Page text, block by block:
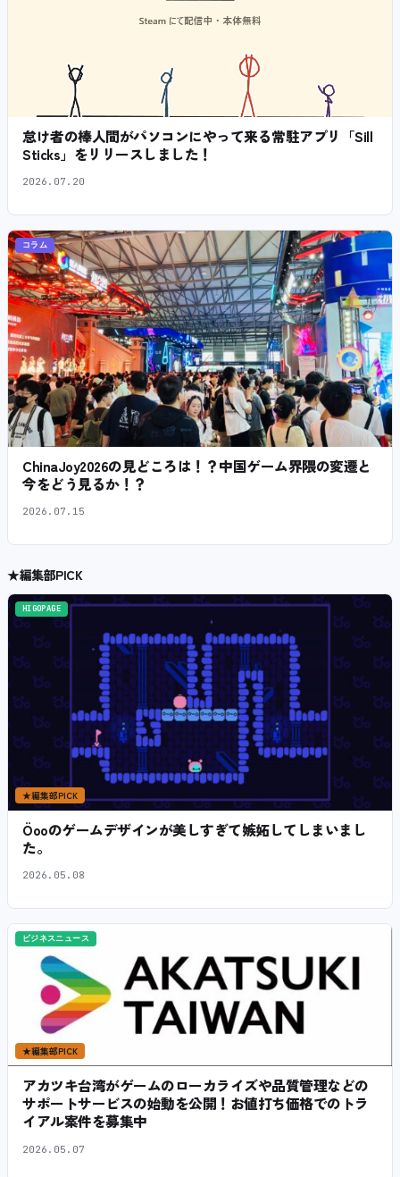
怠け者の棒人間がパソコンにやって来る常駐アプリ「Sill
Sticks」をリリースしました！
2026.07.20
コラム
ChinaJoy2026の見どころは！？中国ゲーム界隈の変遷と
今をどう見るか！？
2026.07.15
★編集部PICK
HIGOPAGE
★編集部PICK
Öooのゲームデザインが美しすぎて嫉妬してしまいまし
た。
2026.05.08
ビジネスニュース
★編集部PICK
アカツキ台湾がゲームのローカライズや品質管理などの
サポートサービスの始動を公開！お値打ち価格でのトラ
イアル案件を募集中
2026.05.07